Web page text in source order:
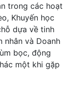
trong các hoạt
Khuyến học
dựa về tinh
nhân và Doanh
bọc, động
một khi gặp